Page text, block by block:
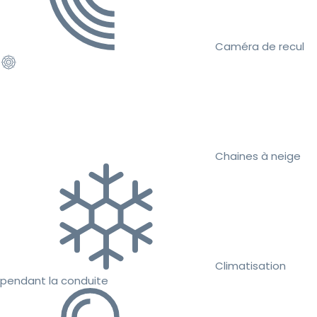
Caméra de recul
Chaines à neige
Climatisation
pendant la conduite